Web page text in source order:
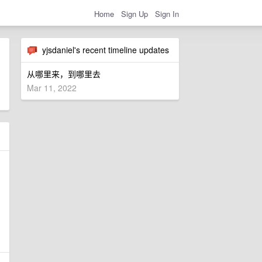
Home Sign Up Sign In
yjsdaniel's recent timeline updates
从哪里来，到哪里去
Mar 11, 2022